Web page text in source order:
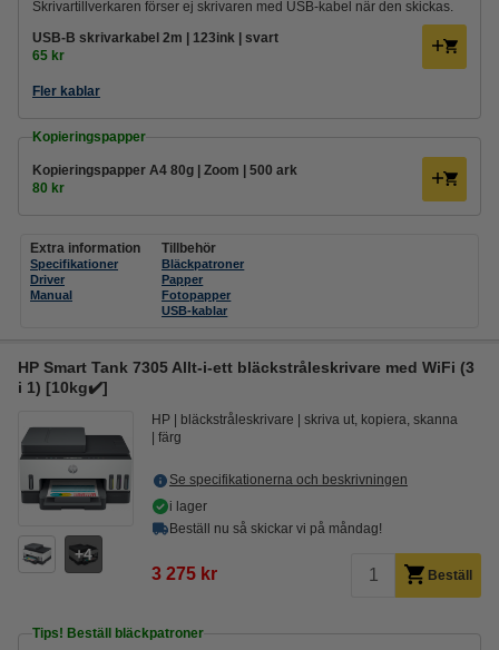
Skrivartillverkaren förser ej skrivaren med USB-kabel när den skickas.
USB-B skrivarkabel 2m | 123ink | svart
65 kr
Fler kablar
Kopieringspapper
Kopieringspapper A4 80g | Zoom | 500 ark
80 kr
Extra information
Specifikationer
Driver
Manual
Tillbehör
Bläckpatroner
Papper
Fotopapper
USB-kablar
HP Smart Tank 7305 Allt-i-ett bläckstråleskrivare med WiFi (3
i 1) [10kg✔️]
4
HP bläckstråleskrivare
skriva ut, kopiera, skanna
färg
Se specifikationerna och beskrivningen
i lager
Beställ nu så skickar vi på måndag!
3 275 kr Beställ
Tips! Beställ bläckpatroner